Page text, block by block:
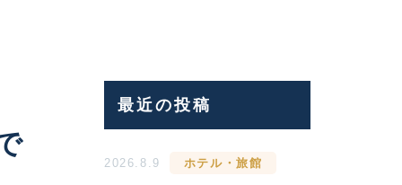
最近の投稿
2026.8.9 ホテル・旅館